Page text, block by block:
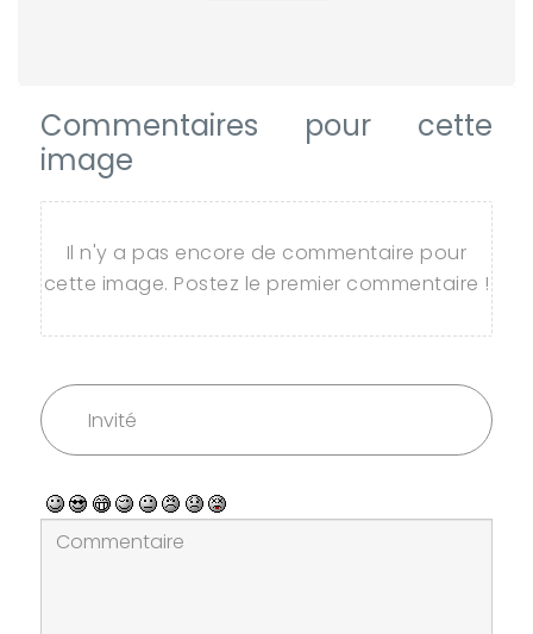
Commentaires pour cette
image
Il n'y a pas encore de commentaire pour
cette image. Postez le premier commentaire !